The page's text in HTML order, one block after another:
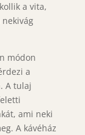
a vita,
módon
a
A tulaj
ami neki
A kávéház